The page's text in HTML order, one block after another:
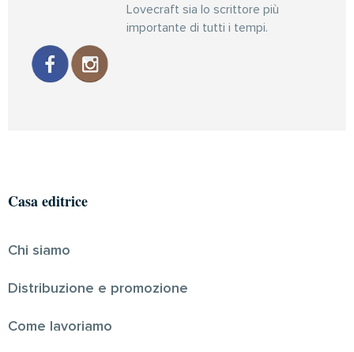
Lovecraft sia lo scrittore più
importante di tutti i tempi.
Casa editrice
Chi siamo
Distribuzione e promozione
Come lavoriamo